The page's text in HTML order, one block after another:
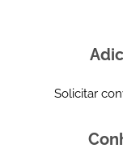
Solicitar